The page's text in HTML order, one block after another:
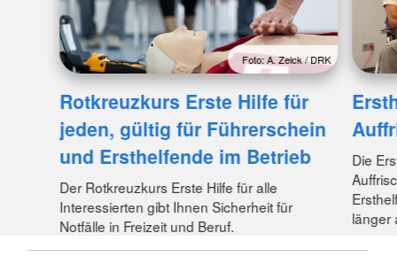
Foto: A. Zelck / DRK
Rotkreuzkurs Erste Hilfe für
jeden, gültig für Führerschein
und Ersthelfende im Betrieb
Der Rotkreuzkurs Erste Hilfe für alle
Interessierten gibt Ihnen Sicherheit für
Notfälle in Freizeit und Beruf.
Die
länger